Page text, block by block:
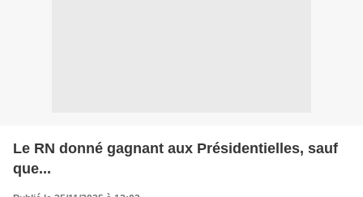
Le RN donné gagnant aux Présidentielles, sauf
que...